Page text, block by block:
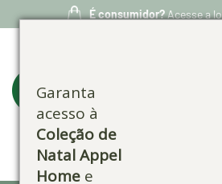
Garanta
acesso à
Coleção de
Natal Appel
Home e
É consumidor?Acesse a